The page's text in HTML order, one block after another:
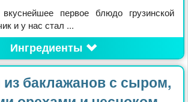
первое блюдо грузинской
и у нас стал ...
Ингредиенты
из баклажанов с сыром,